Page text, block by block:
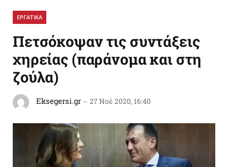
ΕΡΓΑΤΙΚΑ
Πετσόκοψαν τις συντάξεις
χηρείας (παράνομα και στη
ζούλα)
Eksegersi.gr 27 Νοέ 2020, 16:40